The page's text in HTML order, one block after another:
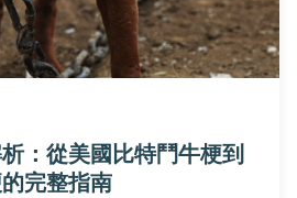
：從美國比特鬥牛梗到
完整指南